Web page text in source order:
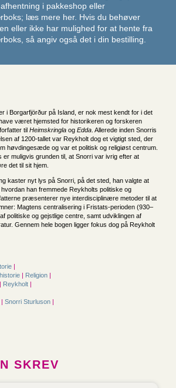
i pakkeshop eller
læs mere her. Hvis du behøver
eller ikke har mulighed for at hente fra
så angiv også det i din bestilling.
i Borgarfjörður på Island, er nok mest kendt for i det
været hjemsted for historikeren og forskeren
til Heimskringla og Edda . Allerede inden Snorris
af 1200-tallet var Reykholt dog et vigtigt sted, der
høvdingesæde og var et politisk og religiøst centrum.
er muligvis grunden til, at Snorri var ivrig efter at
det til sit hjem.
kaster nyt lys på Snorri, på det sted, han valgte at
han fremmede Reykholts politiske og
præsenterer nye interdisciplinære metoder til at
Magtens centralisering i Fristats-perioden (930–
politiske og gejstlige centre, samt udviklingen af
Gennem hele bogen ligger fokus dog på Reykholt
|
| Religion |
Reykholt |
Snorri Sturluson |
SKREV